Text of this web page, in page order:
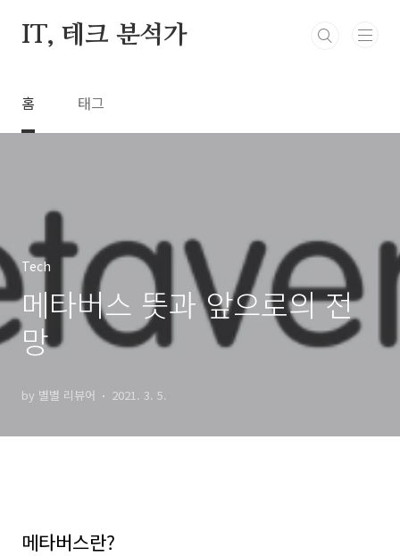
IT, 테크 분석가
홈 태그
Tech
메타버스 뜻과 앞으로의 전
망
by 별별 리뷰어 2021. 3. 5.
메타버스란?